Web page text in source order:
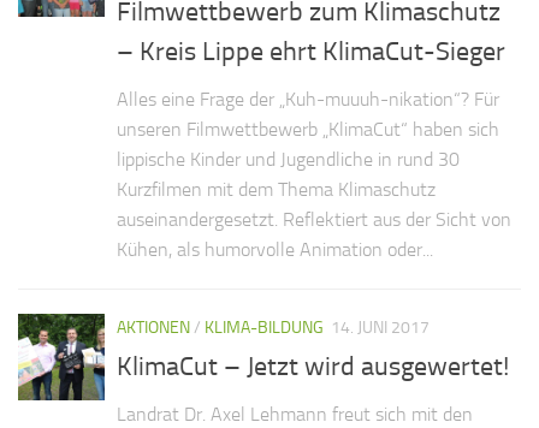
Filmwettbewerb zum Klimaschutz
– Kreis Lippe ehrt KlimaCut-Sieger
Alles eine Frage der „Kuh-muuuh-nikation“? Für
unseren Filmwettbewerb „KlimaCut“ haben sich
lippische Kinder und Jugendliche in rund 30
Kurzfilmen mit dem Thema Klimaschutz
auseinandergesetzt. Reflektiert aus der Sicht von
Kühen, als humorvolle Animation oder...
AKTIONEN/ KLIMA-BILDUNG 14. JUNI 2017
KlimaCut – Jetzt wird ausgewertet!
Landrat Dr. Axel Lehmann freut sich mit den